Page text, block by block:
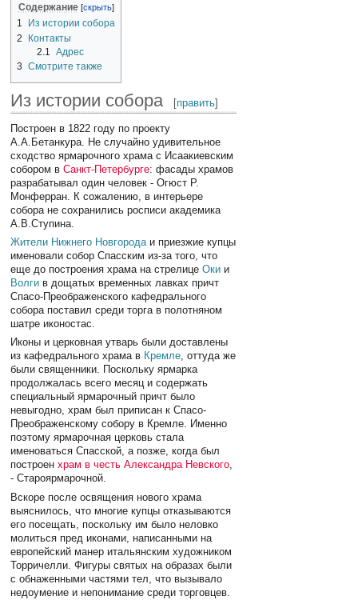
Содержание
1
Из истории собора
2
Контакты
2.1
Адрес
3
Смотрите также
Из истории собора [править]
Построен в 1822 году по проекту
А.А.Бетанкура. Не случайно удивительное
сходство ярмарочного храма с Исаакиевским
собором вСанкт-Петербурге: фасады храмов
разрабатывал один человек - Огюст Р.
Монферран. К сожалению, в интерьере
собора не сохранились росписи академика
А.В.Ступина.
Жители Нижнего Новгородаи приезжие купцы
именовали собор Спасским из-за того, что
еще до построения храма на стрелицеОки и
Волги в дощатых временных лавках причт
Спасо-Преображенского кафедрального
собора поставил среди торга в полотняном
шатре иконостас.
Иконы и церковная утварь были доставлены
из кафедрального храма в Кремле, оттуда же
были священники. Поскольку ярмарка
продолжалась всего месяц и содержать
специальный ярмарочный причт было
невыгодно, храм был приписан к Спасо-
Преображенскому собору в Кремле. Именно
поэтому ярмарочная церковь стала
именоваться Спасской, а позже, когда был
построенхрам в честь Александра Невского,
- Староярмарочной.
Вскоре после освящения нового храма
выяснилось, что многие купцы отказываются
его посещать, поскольку им было неловко
молиться пред иконами, написанными на
европейский манер итальянским художником
Торричелли. Фигуры святых на образах были
с обнаженными частями тел, что вызывало
недоумение и непонимание среди торговцев.